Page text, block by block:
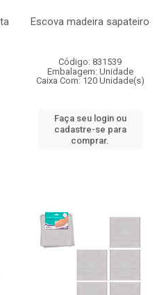
Escova madeira sapateiro
Código: 831539
Embalagem: Unidade
Caixa Com: 120 Unidade(s)
Faça seu login ou
cadastre-se para
comprar.